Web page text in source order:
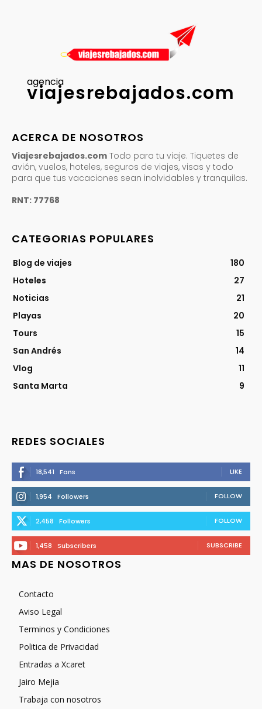
agencia
viajesrebajados.com
ACERCA DE NOSOTROS
Viajesrebajados.com Todo para tu viaje. Tiquetes de
avión, vuelos, hoteles, seguros de viajes, visas y todo
para que tus vacaciones sean inolvidables y tranquilas.
RNT: 77768
CATEGORIAS POPULARES
Blog de viajes
180
Hoteles
27
Noticias
21
Playas
20
Tours
15
San Andrés
14
Vlog
11
Santa Marta
9
REDES SOCIALES
18,541 Fans LIKE
1,954 Followers FOLLOW
2,458 Followers FOLLOW
1,458 Subscribers SUBSCRIBE
MAS DE NOSOTROS
Contacto
Aviso Legal
Terminos y Condiciones
Politica de Privacidad
Entradas a Xcaret
Jairo Mejia
Trabaja con nosotros